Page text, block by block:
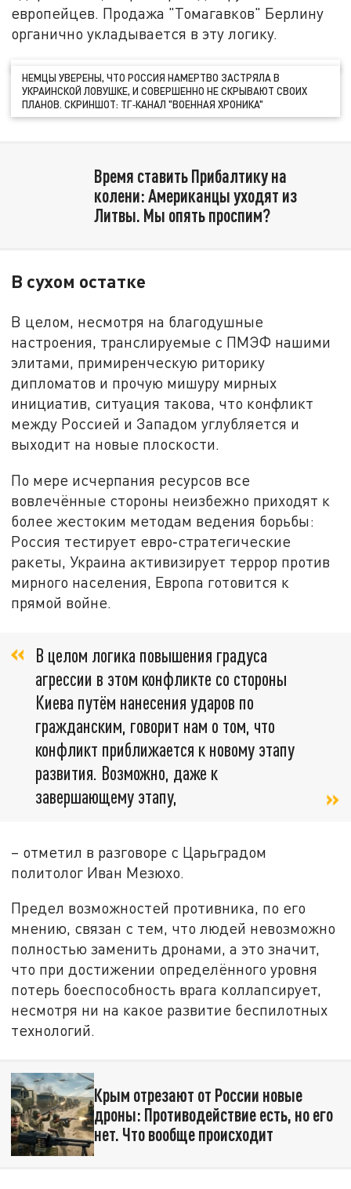
европейцев. Продажа "Томагавков" Берлину
органично укладывается в эту логику.
НЕМЦЫ УВЕРЕНЫ, ЧТО РОССИЯ НАМЕРТВО ЗАСТРЯЛА В
УКРАИНСКОЙ ЛОВУШКЕ, И СОВЕРШЕННО НЕ СКРЫВАЮТ СВОИХ
ПЛАНОВ. СКРИНШОТ: ТГ‑КАНАЛ "ВОЕННАЯ ХРОНИКА"
Время ставить Прибалтику на
колени: Американцы уходят из
Литвы. Мы опять проспим?
В сухом остатке
В целом, несмотря на благодушные
настроения, транслируемые с ПМЭФ нашими
элитами, примиренческую риторику
дипломатов и прочую мишуру мирных
инициатив, ситуация такова, что конфликт
между Россией и Западом углубляется и
выходит на новые плоскости.
По мере исчерпания ресурсов все
вовлечённые стороны неизбежно приходят к
более жестоким методам ведения борьбы:
Россия тестирует евро‑стратегические
ракеты, Украина активизирует террор против
мирного населения, Европа готовится к
прямой войне.
В целом логика повышения градуса
агрессии в этом конфликте со стороны
Киева путём нанесения ударов по
гражданским, говорит нам о том, что
конфликт приближается к новому этапу
развития. Возможно, даже к
завершающему этапу,
– отметил в разговоре с Царьградом
политолог Иван Мезюхо.
Предел возможностей противника, по его
мнению, связан с тем, что людей невозможно
полностью заменить дронами, а это значит,
что при достижении определённого уровня
потерь боеспособность врага коллапсирует,
несмотря ни на какое развитие беспилотных
технологий.
Крым отрезают от России новые
дроны: Противодействие есть, но его
нет. Что вообще происходит